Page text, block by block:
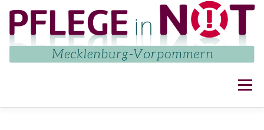
Inhalt
springen
Menü